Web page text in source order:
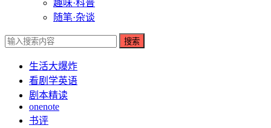
趣味·科普
随笔·杂谈
搜索
生活大爆炸
看剧学英语
剧本精读
onenote
书评